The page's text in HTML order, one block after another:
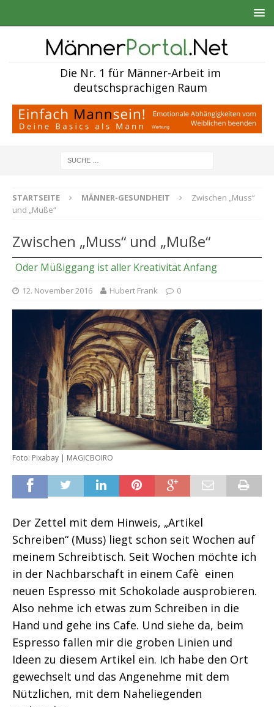
Die Nr. 1 für Männer-Arbeit im
deutschsprachigen Raum
STARTSEITE MÄNNER-GESUNDHEIT
Zwischen „Muss“
und „Muße“
Zwischen „Muss“ und „Muße“
Oder Müßiggang ist aller Kreativität Anfang
12. November 2016 Hubert Frank 0
Foto: Pixabay | MAGICBOIRO
Der Zettel mit dem Hinweis, „Artikel
Schreiben“ (Muss) liegt schon seit Wochen auf
meinem Schreibtisch. Seit Wochen möchte ich
in der Nachbarschaft in einem Cafè einen
neuen Espresso mit Schokolade ausprobieren.
Also nehme ich etwas zum Schreiben in die
Hand und gehe ins Cafe. Und siehe da, beim
Espresso fallen mir die groben Linien und
Ideen zu diesem Artikel ein. Ich habe den Ort
gewechselt und das Angenehme mit dem
Nützlichen, mit dem Naheliegenden